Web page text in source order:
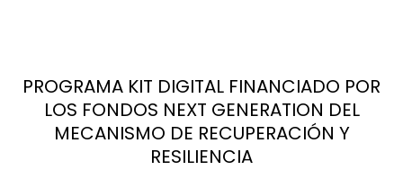
PROGRAMA KIT DIGITAL FINANCIADO POR
LOS FONDOS NEXT GENERATION DEL
MECANISMO DE RECUPERACIÓN Y
RESILIENCIA